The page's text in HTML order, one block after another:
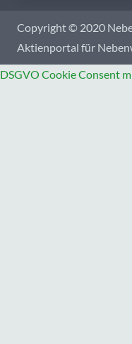
Copyright © 2020
Aktienportal für
DSGVO Cookie Consent